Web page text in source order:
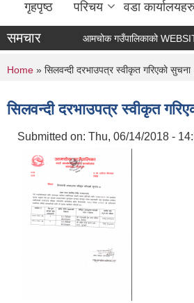
गृहपृष्ठ परिचय वडा कार्यालयहरु
आमचोक गउँपालिकाको WEBSITE
समचार
You are here
Home » सिलवन्दी दरभाउपत्र स्वीकृत गरिएकाे सुचना
सिलवन्दी दरभाउपत्र स्वीकृत
Submitted on: Thu, 06/14/2018 -